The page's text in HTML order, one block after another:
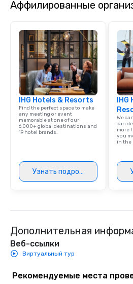
Аффилированные
IHG Hotels & Resorts
Find the perfect space to make
any meeting or event
memorable at one of our
6,000+ global destinations and
19 hotel brands.
Узнать подробнее
We
can
more
you
in the
Дополнительная
Веб-ссылки
Виртуальный тур
Рекомендуемые места